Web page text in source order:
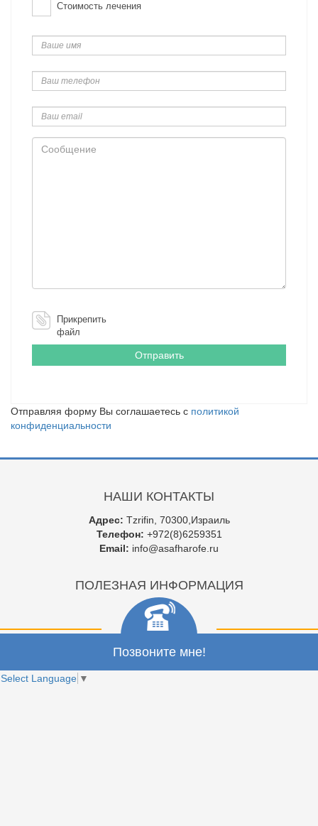
Стоимость лечения
имя
телефон
email
Сообщение
Прикрепить
файл
Отправляя форму Вы соглашаетесь с политикой
конфиденциальности
НАШИ КОНТАКТЫ
Адрес: Tzrifin, 70300,Израиль
Телефон: +972(8)6259351
Email: info@asafharofe.ru
ПОЛЕЗНАЯ ИНФОРМАЦИЯ
Позвоните мне!
Select Language ▼